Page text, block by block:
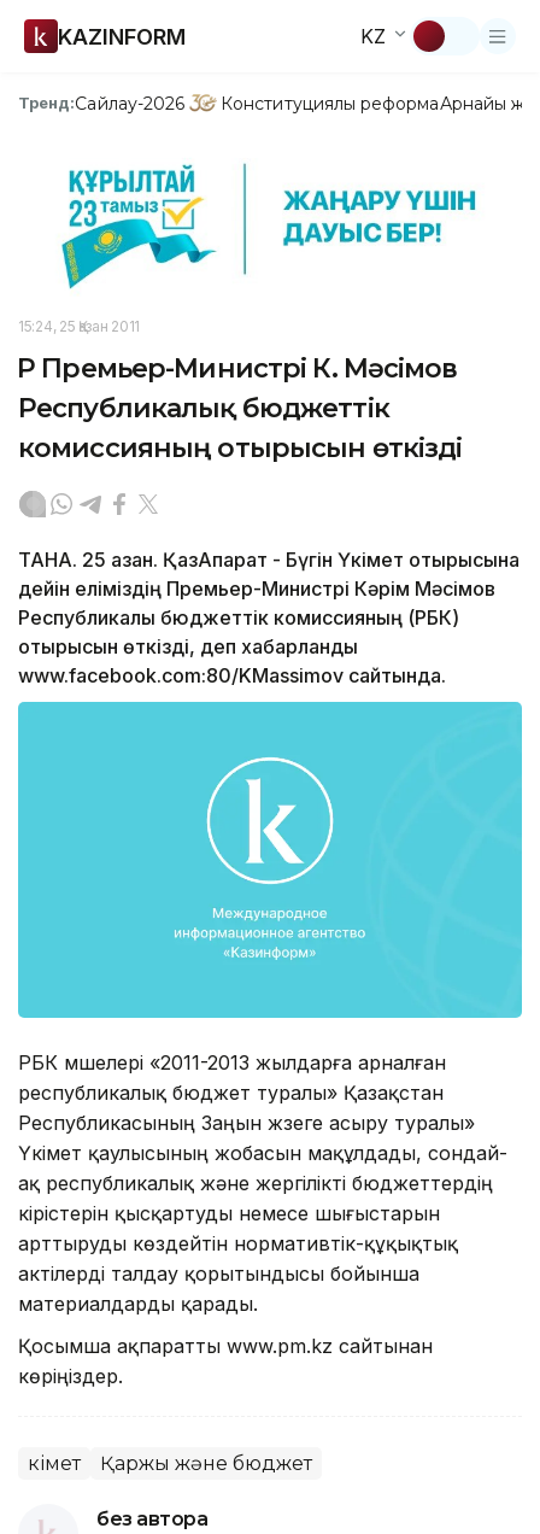
KAZINFORM KZ
Тренд:Сайлау-2026 Конституциялық реформаАрнайы
15:24, 25 Қазан 2011
ҚР Премьер-Министрі К. Мәсімов
Республикалық бюджеттік
комиссияның отырысын өткізді
ТАНА. 25 қазан. ҚазАқпарат - Бүгін Үкімет отырысына
дейін еліміздің Премьер-Министрі Кәрім Мәсімов
Республикалық бюджеттік комиссияның (РБК)
отырысын өткізді, деп хабарланды
www.facebook.com:80/KMassimov сайтында.
РБК мүшелері «2011-2013 жылдарға арналған
республикалық бюджет туралы» Қазақстан
Республикасының Заңын жүзеге асыру туралы»
Үкімет қаулысының жобасын мақұлдады, сондай-
ақ республикалық және жергілікті бюджеттердің
кірістерін қысқартуды немесе шығыстарын
арттыруды көздейтін нормативтік-құқықтық
актілерді талдау қорытындысы бойынша
материалдарды қарады.
Қосымша ақпаратты www.pm.kz сайтынан
көріңіздер.
Үкімет Қаржы және бюджет
без автора